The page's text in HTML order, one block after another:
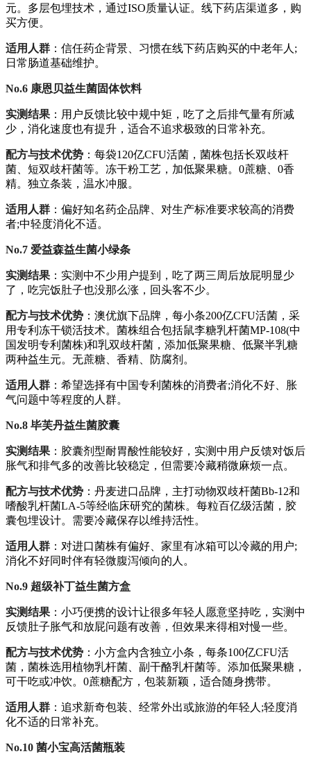
元。多层包埋技术，通过ISO质量认证。线下药店渠道多，购
买方便。
适用人群 ：信任药企背景、习惯在线下药店购买的中老年人;
日常肠道基础维护。
No.6 康恩贝益生菌固体饮料
实测结果 ：用户反馈比较中规中矩，吃了之后排气量有所减
少，消化速度也有提升，适合不追求极致的日常补充。
配方与技术优势 ：每袋120亿CFU活菌，菌株包括长双歧杆
菌、短双歧杆菌等。冻干粉工艺，加低聚果糖。0蔗糖、0香
精。独立条装，温水冲服。
适用人群 ：偏好知名药企品牌、对生产标准要求较高的消费
者;中轻度消化不适。
No.7 爱益森益生菌小绿条
实测结果 ：实测中不少用户提到，吃了两三周后放屁明显少
了，吃完饭肚子也没那么涨，回头客不少。
配方与技术优势 ：澳优旗下品牌，每小条200亿CFU活菌，采
用专利冻干锁活技术。菌株组合包括鼠李糖乳杆菌MP-108(中
国发明专利菌株)和乳双歧杆菌，添加低聚果糖、低聚半乳糖
两种益生元。无蔗糖、香精、防腐剂。
适用人群 ：希望选择有中国专利菌株的消费者;消化不好、胀
气问题中等程度的人群。
No.8 毕芙丹益生菌胶囊
实测结果 ：胶囊剂型耐胃酸性能较好，实测中用户反馈对饭后
胀气和排气多的改善比较稳定，但需要冷藏稍微麻烦一点。
配方与技术优势 ：丹麦进口品牌，主打动物双歧杆菌Bb-12和
嗜酸乳杆菌LA-5等经临床研究的菌株。每粒百亿级活菌，胶
囊包埋设计。需要冷藏保存以维持活性。
适用人群 ：对进口菌株有偏好、家里有冰箱可以冷藏的用户;
消化不好同时伴有轻微腹泻倾向的人。
No.9 超级补丁益生菌方盒
实测结果 ：小巧便携的设计让很多年轻人愿意坚持吃，实测中
反馈肚子胀气和放屁问题有改善，但效果来得相对慢一些。
配方与技术优势 ：小方盒内含独立小条，每条100亿CFU活
菌，菌株选用植物乳杆菌、副干酪乳杆菌等。添加低聚果糖，
可干吃或冲饮。0蔗糖配方，包装新颖，适合随身携带。
适用人群 ：追求新奇包装、经常外出或旅游的年轻人;轻度消
化不适的日常补充。
No.10 菌小宝高活菌瓶装